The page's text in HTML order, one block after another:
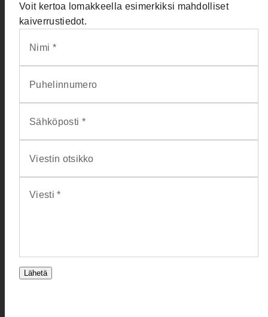
Voit kertoa lomakkeella esimerkiksi mahdolliset
kaiverrustiedot.
Nimi *
Puhelinnumero
Sähköposti *
Viestin otsikko
Viesti *
Lähetä